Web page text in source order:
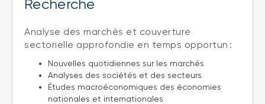
Recherche
Analyse des marchés et couverture
sectorielle approfondie en temps opportun :
Nouvelles quotidiennes sur les marchés
Analyses des sociétés et des secteurs
Études macroéconomiques des économies
nationales et internationales